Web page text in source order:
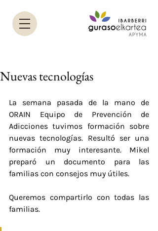
Nuevas tecnologías
La semana pasada de la mano de
ORAIN Equipo de Prevención de
Adicciones tuvimos formación sobre
nuevas tecnologías. Resultó ser una
formación muy interesante. Mikel
preparó un documento para las
familias con consejos muy útiles.
Queremos compartirlo con todas las
familias.